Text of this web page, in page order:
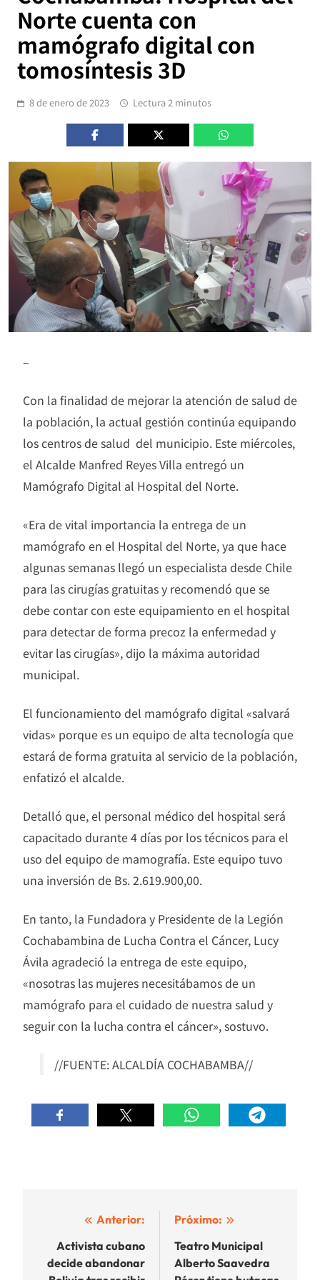
Norte cuenta con
mamógrafo digital con
tomosíntesis 3D
8 de enero de 2023 Lectura 2 minutos
–
Con la finalidad de mejorar la atención de salud de
la población, la actual gestión continúa equipando
los centros de salud del municipio. Este miércoles,
el Alcalde Manfred Reyes Villa entregó un
Mamógrafo Digital al Hospital del Norte.
«Era de vital importancia la entrega de un
mamógrafo en el Hospital del Norte, ya que hace
algunas semanas llegó un especialista desde Chile
para las cirugías gratuitas y recomendó que se
debe contar con este equipamiento en el hospital
para detectar de forma precoz la enfermedad y
evitar las cirugías», dijo la máxima autoridad
municipal.
El funcionamiento del mamógrafo digital «salvará
vidas» porque es un equipo de alta tecnología que
estará de forma gratuita al servicio de la población,
enfatizó el alcalde.
Detalló que, el personal médico del hospital será
capacitado durante 4 días por los técnicos para el
uso del equipo de mamografía. Este equipo tuvo
una inversión de Bs. 2.619.900,00.
En tanto, la Fundadora y Presidente de la Legión
Cochabambina de Lucha Contra el Cáncer, Lucy
Ávila agradeció la entrega de este equipo,
«nosotras las mujeres necesitábamos de un
mamógrafo para el cuidado de nuestra salud y
seguir con la lucha contra el cáncer», sostuvo.
//FUENTE: ALCALDÍA COCHABAMBA//
Navegación
entradas
Anterior:
Activista cubano
decide abandonar
Próximo:
Teatro Municipal
Alberto Saavedra